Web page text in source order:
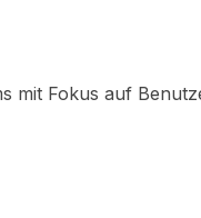
mit Fokus auf